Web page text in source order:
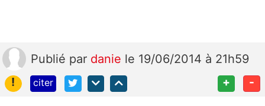
Publié par danie le 19/06/2014 à 21h59
!
citer + -